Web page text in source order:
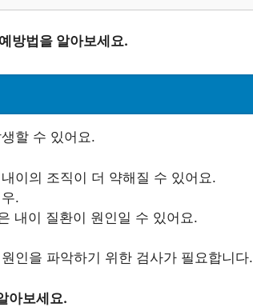
방법을 알아보세요.
할 수 있어요.
이의 조직이 더 약해질 수 있어요.
.
내이 질환이 원인일 수 있어요.
인을 파악하기 위한 검사가 필요합니다.
아보세요.